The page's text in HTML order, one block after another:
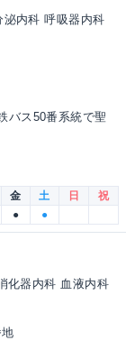
内科 呼吸器内科
バス50番系統で聖
金 土 日
祝
● ●
化器内科 血液内科